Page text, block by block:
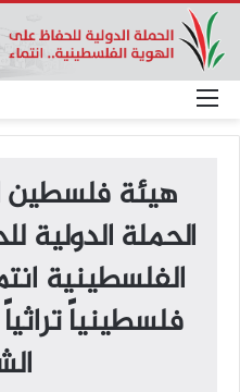
القائمة
هيئة فلسطين
الحملة الدولية
الفلسطينية
فلسطينياً